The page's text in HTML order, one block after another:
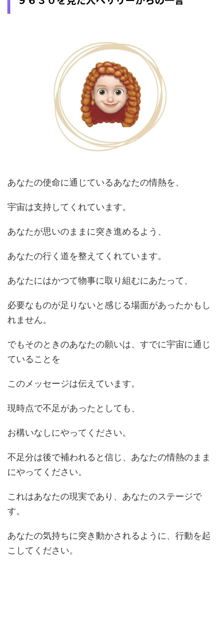
あなたの使命に通じているあなたの情熱を、
宇宙は支持してくれています。
あなたが思いのままに突き進めるよう、
あなたの行く道を整えてくれています。
あなたにはかつて物事に取り組むにあたって、
必要なものが足りないと感じる場面があったかもし
れません。
でもそのときのあなたの願いは、すでに宇宙に通じ
ていることを
このメッセージは伝えています。
現時点で不足があったとしても、
お構いなしにやってください。
不足分は後で補われると信じ、あなたの情熱のまま
にやってください。
これはあなたの現実であり、あなたのステージで
す。
あなたの気持ちに突き動かされるように、行動を起
こしてください。